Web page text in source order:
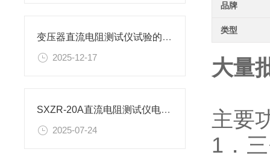
变压器直流电阻测试仪试验的目的是什么?
2025-12-17
SXZR-20A直流电阻测试仪电流档位的选择方法有哪些？
2025-07-24
品牌
类型
大量
主要
1．